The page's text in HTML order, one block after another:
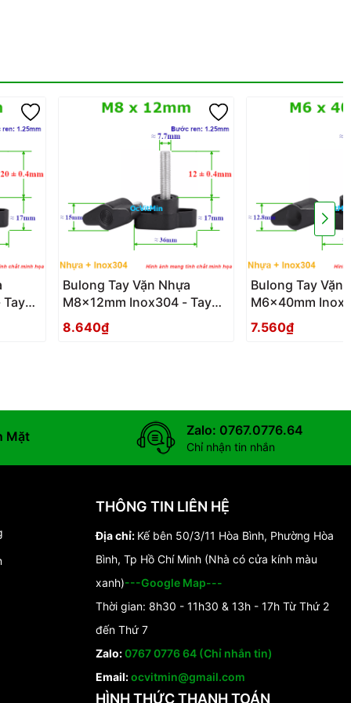
Bulong Tay Vặn Nhựa
M8x12mm Inox304 - Tay
Van Nhua
8.640₫
Bulong Tay Vặn
M6x40mm
Van Nhua
7.560₫
Mặt Zalo: 0767.0776.64
Chỉ nhận tin nhắn
THÔNG TIN LIÊN HỆ
Địa chỉ: Kế bên 50/3/11 Hòa Bình, Phường Hòa
Bình, Tp Hồ Chí Minh (Nhà có cửa kính màu
xanh)---Google Map---
Thời gian: 8h30 - 11h30 & 13h - 17h Từ Thứ 2
đến Thứ 7
Zalo:0767 0776 64 (Chỉ nhắn tin)
Email:ocvitmin@gmail.com
HÌNH THỨC THANH TOÁN